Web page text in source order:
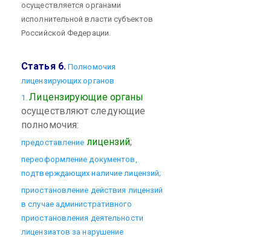
осуществляется органами
исполнительной власти субъектов
Российской Федерации.
Статья 6.Полномочия
лицензирующих органов
1.Лицензирующие органы
осуществляют следующие
полномочия:
предоставление лицензий;
переоформление документов,
подтверждающих наличие лицензий;
приостановление действия лицензий
в случае административного
приостановления деятельности
лицензиатов за нарушение